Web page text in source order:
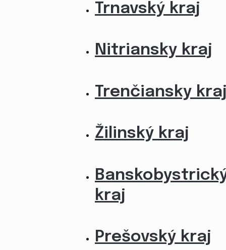
Trnavský kraj
Nitriansky kraj
Trenčiansky
Žilinský kraj
kraj
Prešovský kraj